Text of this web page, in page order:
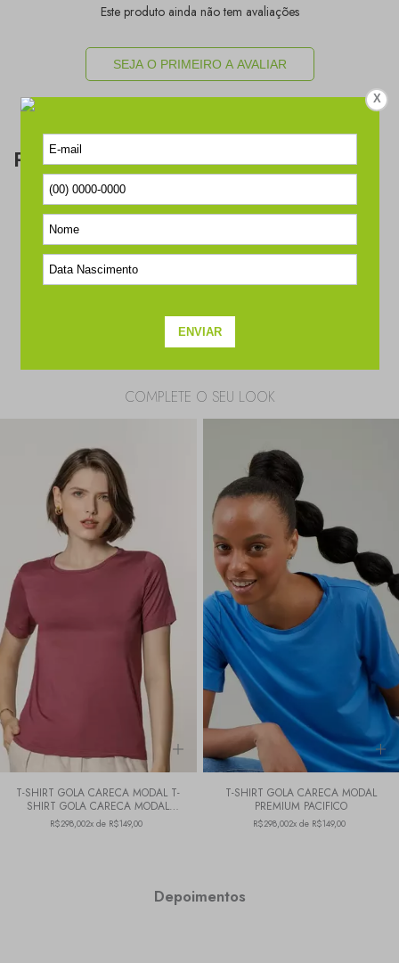
Este produto ainda não tem avaliações
SEJA O PRIMEIRO A AVALIAR
Perguntas & respostas
Este produto ainda não tem perguntas
SEJA O PRIMEIRO A PERGUNTAR
COMPLETE O SEU LOOK
T-SHIRT GOLA CARECA MODAL T-
SHIRT GOLA CARECA MODAL
PREMIUM GRENAT IN
R$298,002x de R$149,00
T-SHIRT GOLA CARECA MODAL
PREMIUM PACIFICO
R$298,002x de R$149,00
Depoimentos
X